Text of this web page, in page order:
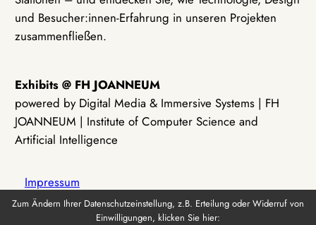
und Besucher:innen-Erfahrung in unseren Projekten
zusammenfließen.
Exhibits @ FH JOANNEUM
powered by Digital Media & Immersive Systems | FH
JOANNEUM | Institute of Computer Science and
Artificial Intelligence
Impressum
Zum Ändern Ihrer Datenschutzeinstellung, z.B. Erteilung oder Widerruf von
Einwilligungen, klicken Sie hier: